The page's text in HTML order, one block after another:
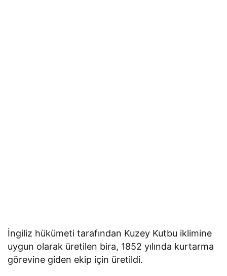
İngiliz hükümeti tarafından Kuzey Kutbu iklimine
uygun olarak üretilen bira, 1852 yılında kurtarma
görevine giden ekip için üretildi.